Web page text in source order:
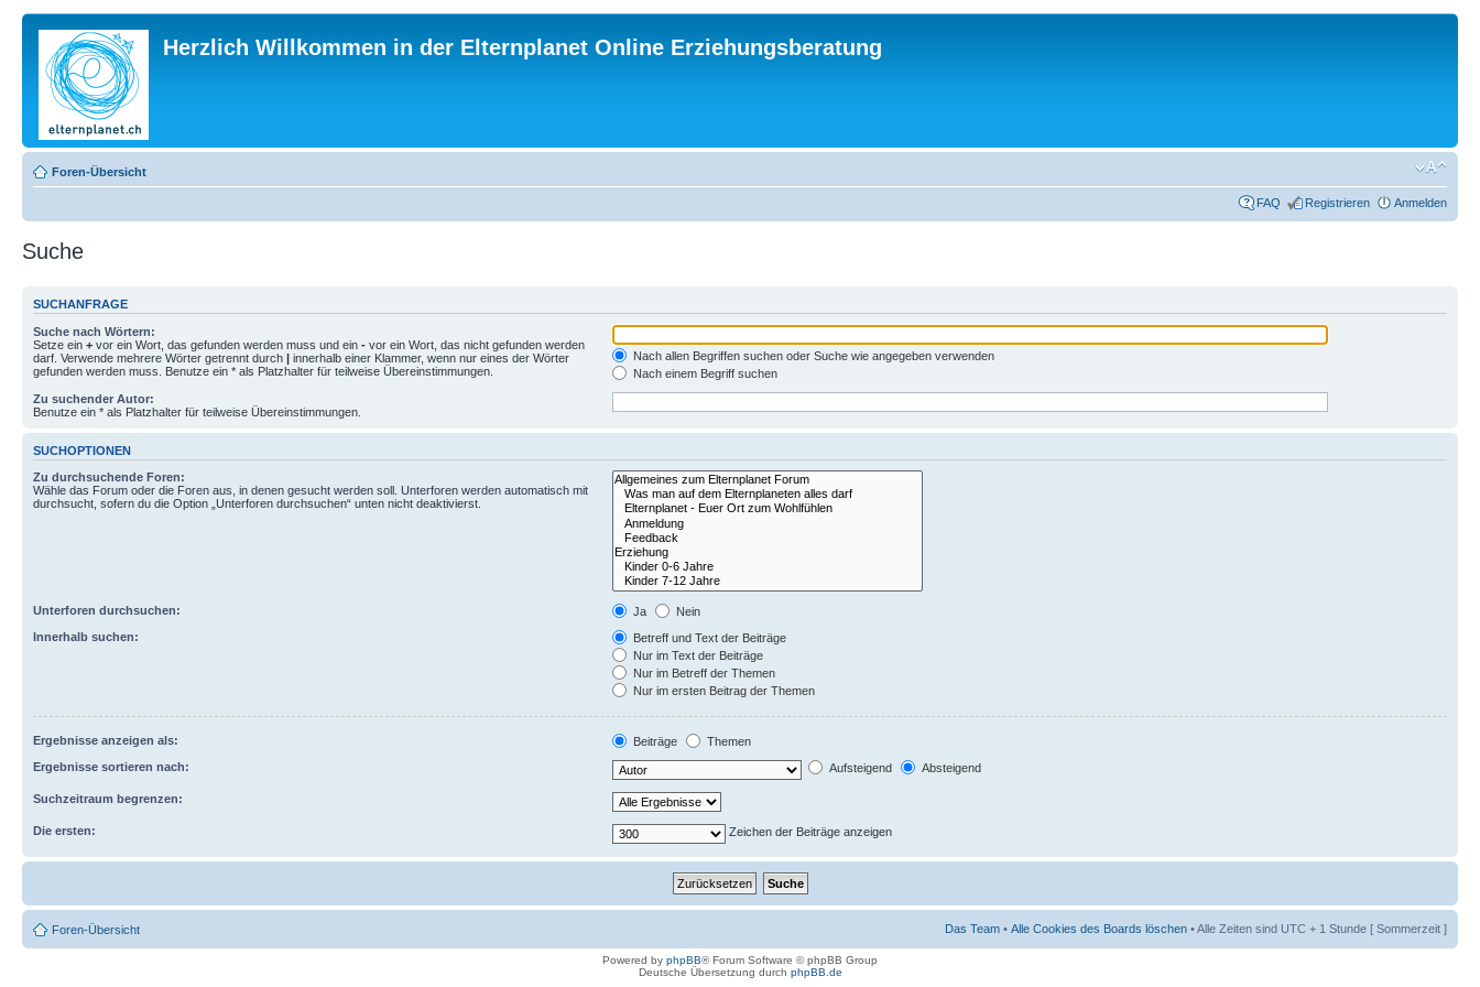
Herzlich Willkommen in der Elternplanet Online Erziehungsberatung
Foren-Übersicht
FAQ Registrieren Anmelden
Suche
SUCHANFRAGE
Suche nach Wörtern:
Setze ein + vor ein Wort, das gefunden werden muss und ein - vor ein Wort, das nicht gefunden werden
darf. Verwende mehrere Wörter getrennt durch | innerhalb einer Klammer, wenn nur eines der Wörter
gefunden werden muss. Benutze ein * als Platzhalter für teilweise Übereinstimmungen.
Nach allen Begriffen suchen oder Suche wie angegeben verwenden
Nach einem Begriff suchen
Zu suchender Autor:
Benutze ein * als Platzhalter für teilweise Übereinstimmungen.
SUCHOPTIONEN
Zu durchsuchende Foren:
Wähle das Forum oder die Foren aus, in denen gesucht werden soll. Unterforen werden automatisch mit
durchsucht, sofern du die Option „Unterforen durchsuchen“ unten nicht deaktivierst.
Unterforen durchsuchen: Ja
Nein
Innerhalb suchen:
Betreff und Text der Beiträge
Nur im Text der Beiträge
Nur im Betreff der Themen
Nur im ersten Beitrag der Themen
Ergebnisse anzeigen als: Beiträge
Themen
Ergebnisse sortieren nach:
Aufsteigend Absteigend
Suchzeitraum begrenzen:
Die ersten: Zeichen der Beiträge anzeigen
Foren-Übersicht Das Team • Alle Cookies des Boards löschen • Alle Zeiten sind UTC + 1 Stunde [ Sommerzeit ]
Powered by phpBB® Forum Software © phpBB Group
Deutsche Übersetzung durch phpBB.de